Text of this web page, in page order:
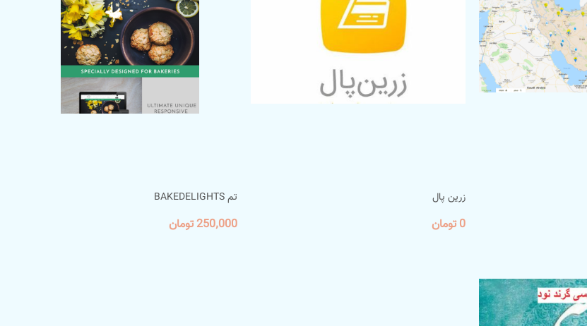
زرین پال
0 تومان
تم BAKEDELIGHTS
250٬000 تومان